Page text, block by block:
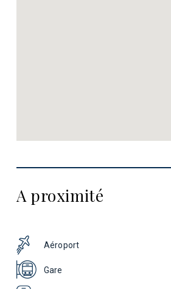
A proximité
Aéroport
Gare